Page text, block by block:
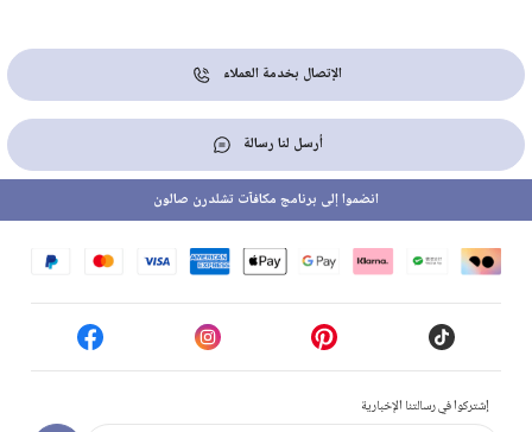
الإتصال بخدمة العملاء
أرسل لنا رسالة
إشتركوا في رسالتنا الإخبارية
انضموا إلى برنامج مكافآت تشلدرن صالون